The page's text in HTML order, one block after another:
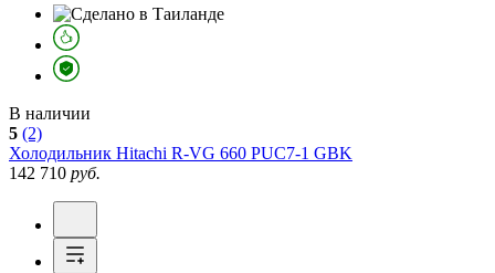
В наличии
5 (2)
Холодильник Hitachi R-VG 660 PUC7-1 GBK
142 710 руб.